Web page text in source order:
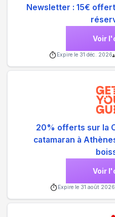
Newsletter : 15€
Voir
Expire le 31 déc. 2026
20% offerts sur la
catamaran à
Voir
Expire le 31 août 2026